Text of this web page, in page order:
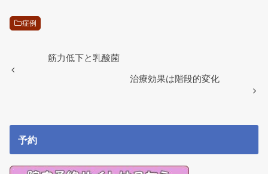
e
症例
筋力低下と乳酸菌
治療効果は階段的変化
予約